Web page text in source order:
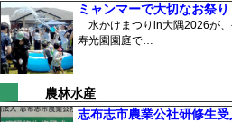
ミャンマーで大切なお祭
水かけまつりin大隅2026が
寿光園園庭で…
農林水産
志布志市農業公社研修生